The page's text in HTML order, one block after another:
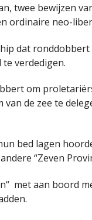
twee bewijzen
ordinaire neo-
dat
verdedigen.
om
van de zee te
bed lagen
“Zeven
met aan boord